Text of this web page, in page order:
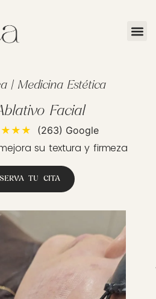
| Medicina Estética
Facial
(263) Google
su textura y firmeza
TU CITA